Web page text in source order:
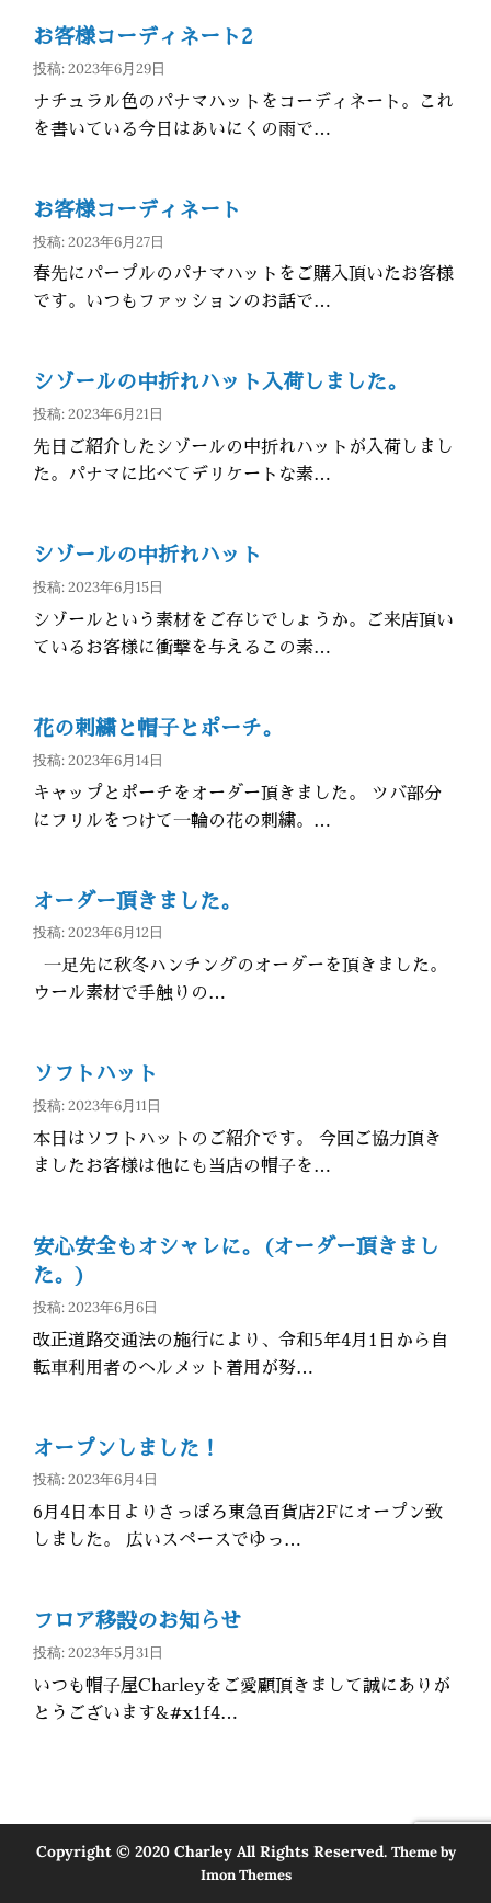
お客様コーディネート2
投稿: 2023年6月29日
ナチュラル色のパナマハットをコーディネート。これ
を書いている今日はあいにくの雨で…
お客様コーディネート
投稿: 2023年6月27日
春先にパープルのパナマハットをご購入頂いたお客様
です。いつもファッションのお話で…
シゾールの中折れハット入荷しました。
投稿: 2023年6月21日
先日ご紹介したシゾールの中折れハットが入荷しまし
た。パナマに比べてデリケートな素…
シゾールの中折れハット
投稿: 2023年6月15日
シゾールという素材をご存じでしょうか。ご来店頂い
ているお客様に衝撃を与えるこの素…
花の刺繍と帽子とポーチ。
投稿: 2023年6月14日
キャップとポーチをオーダー頂きました。 ツバ部分
にフリルをつけて一輪の花の刺繍。…
オーダー頂きました。
投稿: 2023年6月12日
一足先に秋冬ハンチングのオーダーを頂きました。
ウール素材で手触りの…
ソフトハット
投稿: 2023年6月11日
本日はソフトハットのご紹介です。 今回ご協力頂き
ましたお客様は他にも当店の帽子を…
安心安全もオシャレに。(オーダー頂きまし
た。)
投稿: 2023年6月6日
改正道路交通法の施行により、令和5年4月1日から自
転車利用者のヘルメット着用が努…
オープンしました！
投稿: 2023年6月4日
6月4日本日よりさっぽろ東急百貨店2Fにオープン致
しました。 広いスペースでゆっ…
フロア移設のお知らせ
投稿: 2023年5月31日
いつも帽子屋Charleyをご愛顧頂きまして誠にありが
とうございます&#x1f4…
Copyright © 2020 Charley All Rights Reserved. Theme by
Imon Themes